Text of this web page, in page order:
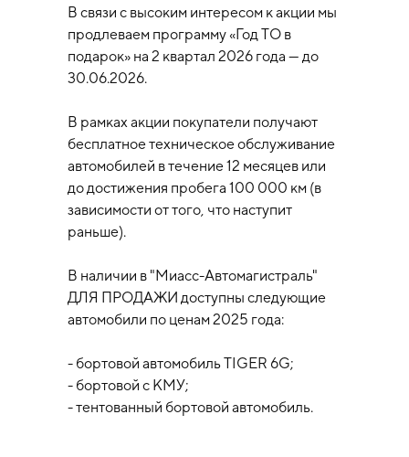
В связи с высоким интересом к акции мы
продлеваем программу «Год ТО в
подарок» на 2 квартал 2026 года — до
30.06.2026.
В рамках акции покупатели получают
бесплатное техническое обслуживание
автомобилей в течение 12 месяцев или
до достижения пробега 100 000 км (в
зависимости от того, что наступит
раньше).
В наличии в "Миасс-Автомагистраль"
ДЛЯ ПРОДАЖИ доступны следующие
автомобили по ценам 2025 года:
- бортовой автомобиль TIGER 6G;
- бортовой с КМУ;
- тентованный бортовой автомобиль.